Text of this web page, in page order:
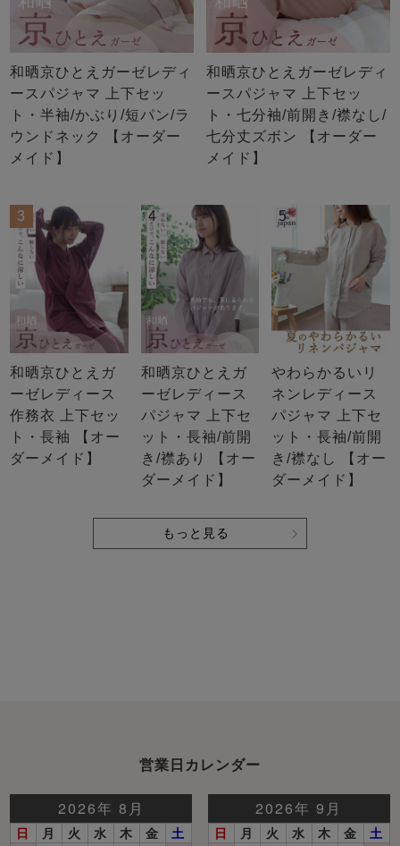
和晒京ひとえガーゼレディ
ースパジャマ 上下セッ
ト・半袖/かぶり/短パン/ラ
ウンドネック 【オーダー
メイド】
和晒京ひとえガーゼレディ
ースパジャマ 上下セッ
ト・七分袖/前開き/襟なし/
七分丈ズボン 【オーダー
メイド】
3
和晒京ひとえガ
ーゼレディース
作務衣 上下セッ
ト・長袖 【オー
ダーメイド】
4
和晒京ひとえガ
ーゼレディース
パジャマ 上下セ
ット・長袖/前開
き/襟あり 【オー
ダーメイド】
5
やわらかるいリ
ネンレディース
パジャマ 上下セ
ット・長袖/前開
き/襟なし 【オー
ダーメイド】
もっと見る
営業日カレンダー